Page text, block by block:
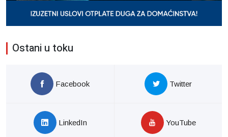
Ostani u toku
Facebook Twitter
LinkedIn YouTube